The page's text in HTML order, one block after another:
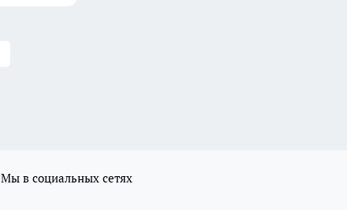
Мы в социальных сетях